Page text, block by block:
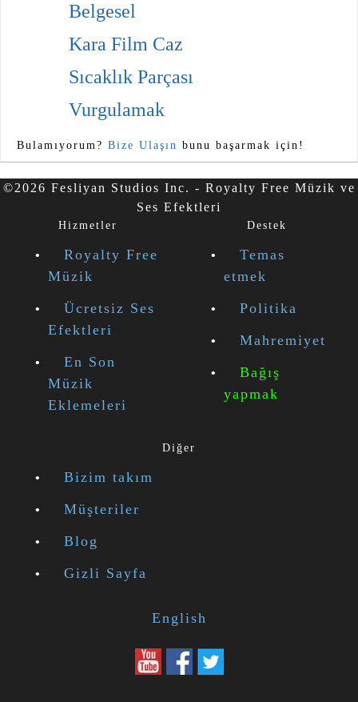
Belgesel
Kara Film Caz
Sıcaklık Parçası
Vurgulamak
Bulamıyorum? Bize Ulaşın bunu başarmak için!
©2026 Fesliyan Studios Inc. - Royalty Free Müzik ve
Ses Efektleri
Hizmetler
Royalty Free
Müzik
Ücretsiz Ses
Efektleri
En Son
Müzik
Eklemeleri
Destek
Temas
etmek
Politika
Mahremiyet
Bağış
yapmak
Diğer
Bizim takım
Müşteriler
Blog
Gizli Sayfa
English